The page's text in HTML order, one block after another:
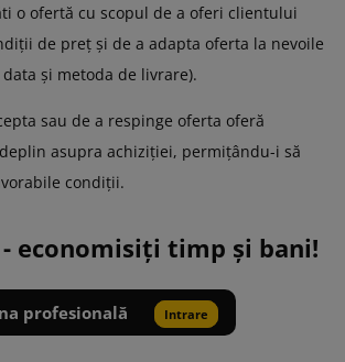
o ofertă cu scopul de a oferi clientului
de preț și de a adapta oferta la nevoile
și metoda de livrare).
sau de a respinge oferta oferă
asupra achiziției, permițându-i să
condiții.
- economisiți timp și bani!
profesională Intrare